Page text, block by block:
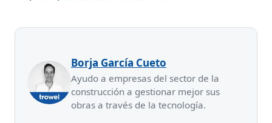
Borja García Cueto
Ayudo a empresas del sector de la
construcción a gestionar mejor sus
obras a través de la tecnología.